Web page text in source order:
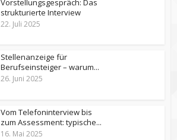
strukturierte Interview
22. Juli 2025
Stellenanzeige für
Berufseinsteiger – warum...
26. Juni 2025
Vom Telefoninterview bis
zum Assessment: typische...
16. Mai 2025